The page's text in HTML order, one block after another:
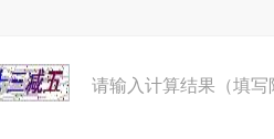
请输入计算结果（填